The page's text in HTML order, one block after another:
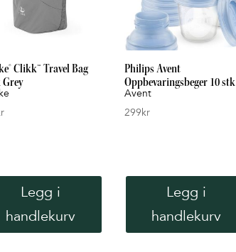
Clikk™ Travel Bag
Legg i
handlekurv
Philips Avent
Oppbevaringsbeger 10 stk
Avent
299kr
Legg i
handlekurv